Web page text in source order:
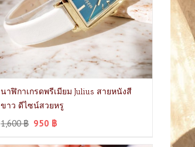
นาฬิกาเกรดพรีเมียม Julius สายหนังสี
ขาว ดีไซน์สวยหรู
1,600฿ 950 ฿